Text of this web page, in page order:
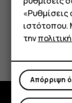
Tablet
Το βρήκατε
ιστότοπου.
την
Απόρριψη